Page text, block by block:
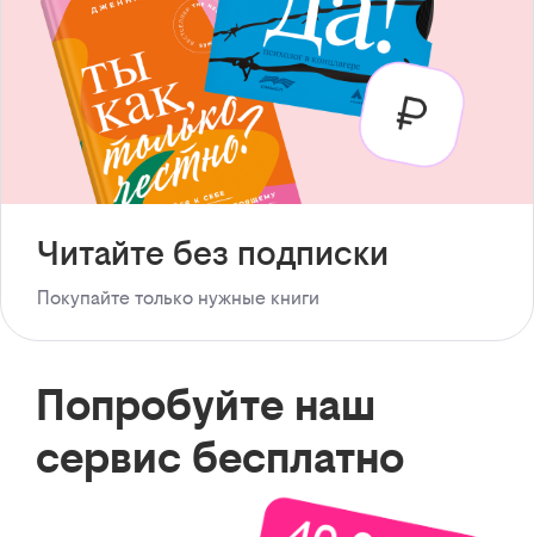
Читайте без подписки
Покупайте только нужные книги
Попробуйте наш
сервис бесплатно